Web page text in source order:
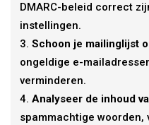
DMARC-beleid correct
instellingen.
Schoon je mailinglijst
ongeldige e-
verminderen.
Analyseer de inhoud
spammachtige